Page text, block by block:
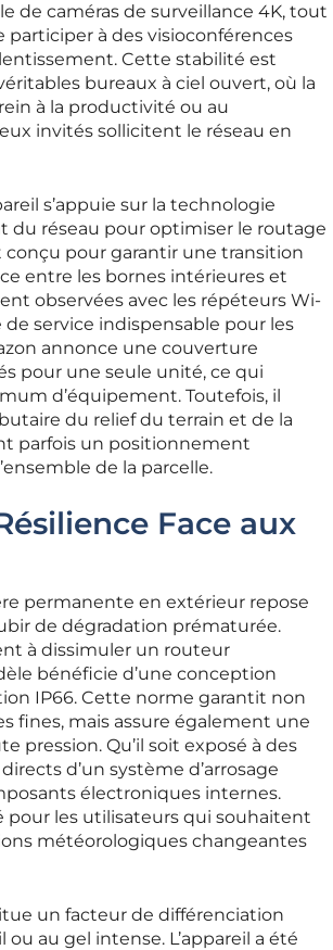
de caméras de surveillance 4K, tout
à des visioconférences
Cette stabilité est
bureaux à ciel ouvert, où la
à la productivité ou au
invités sollicitent le réseau en
s’appuie sur la technologie
du réseau pour optimiser le routage
pour garantir une transition
entre les bornes intérieures et
observées avec les répéteurs Wi-
service indispensable pour les
annonce une couverture
pour une seule unité, ce qui
d’équipement. Toutefois, il
du relief du terrain et de la
parfois un positionnement
de la parcelle.
Face aux
permanente en extérieur repose
de dégradation prématurée.
à dissimuler un routeur
bénéficie d’une conception
IP66. Cette norme garantit non
fines, mais assure également une
pression. Qu’il soit exposé à des
d’un système d’arrosage
électroniques internes.
les utilisateurs qui souhaitent
météorologiques changeantes
un facteur de différenciation
au gel intense. L’appareil a été